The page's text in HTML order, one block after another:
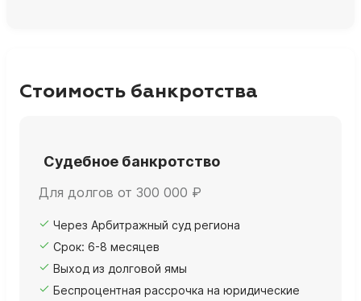
Стоимость банкротства
Судебное банкротство
Для долгов от 300 000 ₽
Через Арбитражный суд региона
Срок: 6-8 месяцев
Выход из долговой ямы
Беспроцентная рассрочка на юридические